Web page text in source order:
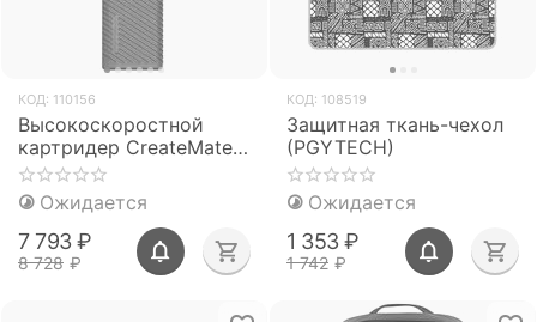
КОД: 110156
Высокоскоростной
картридер CreateMate
CFexpress CFE-B/SD
(PGYTECH P-GM-167 /
P-GM-169)
Ожидается
8 728 ₽
7 793 ₽
КОД: 108519
Защитная ткань-чехол
(PGYTECH)
Ожидается
1 742 ₽
1 353 ₽